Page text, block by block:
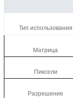
Тип использования
Матрица
Пиксели
Разрешение